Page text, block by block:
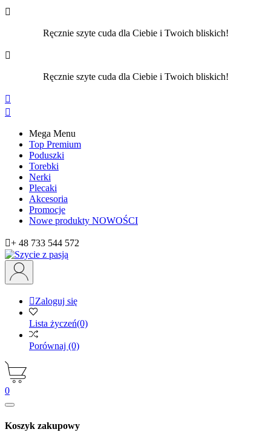

Ręcznie szyte cuda dla Ciebie i Twoich bliskich!

Ręcznie szyte cuda dla Ciebie i Twoich bliskich!


Mega Menu
Top Premium
Poduszki
Torebki
Nerki
Plecaki
Akcesoria
Promocje
Nowe produkty NOWOŚCI
+ 48 733 544 572
Zaloguj się
Lista życzeń(0)
Porównaj (0)
0
Koszyk zakupowy